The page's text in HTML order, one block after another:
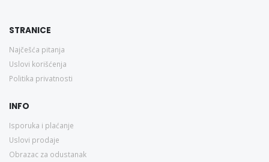
STRANICE
Najčešća pitanja
Uslovi korišćenja
Politika privatnosti
INFO
Isporuka i plaćanje
Uslovi prodaje
Obrazac za odustanak